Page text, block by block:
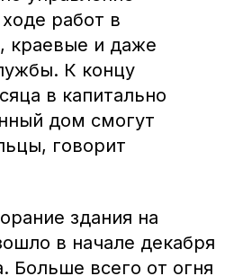
работ в
краевые и даже
К концу
в капитально
дом смогут
говорит
здания на
в начале декабря
Больше всего от огня